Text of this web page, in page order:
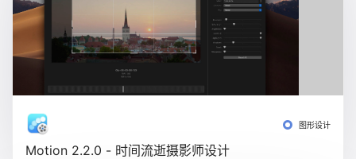
图形设计
Motion 2.2.0 - 时间流逝摄影师设计